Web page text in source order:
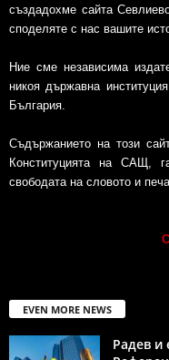
създадохме сайта
споделяте с нас вашите
Ние сме независима
никоя държавна
България.
Съдържанието на този
Конституцията на САЩ,
свободата на словото и
EVEN MORE NEWS
Радев и